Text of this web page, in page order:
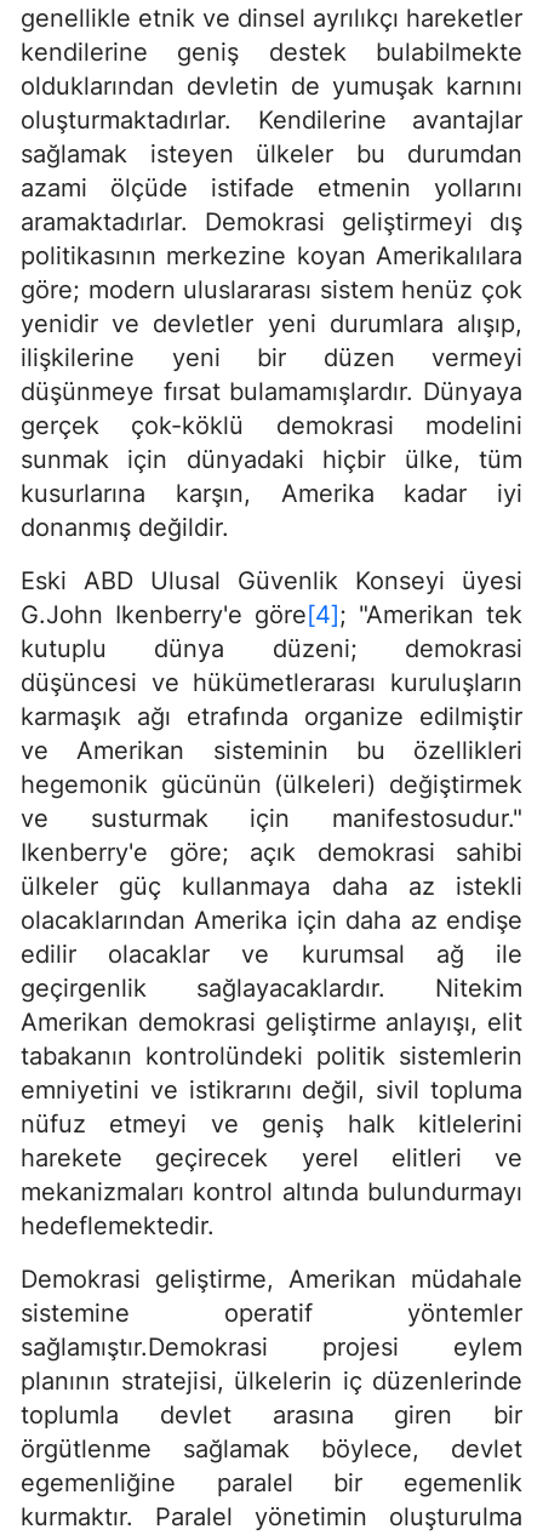
genellikle etnik ve dinsel ayrılıkçı hareketler
kendilerine geniş destek bulabilmekte
olduklarından devletin de yumuşak karnını
oluşturmaktadırlar. Kendilerine avantajlar
sağlamak isteyen ülkeler bu durumdan
azami ölçüde istifade etmenin yollarını
aramaktadırlar. Demokrasi geliştirmeyi dış
politikasının merkezine koyan Amerikalılara
göre; modern uluslararası sistem henüz çok
yenidir ve devletler yeni durumlara alışıp,
ilişkilerine yeni bir düzen vermeyi
düşünmeye fırsat bulamamışlardır. Dünyaya
gerçek çok-köklü demokrasi modelini
sunmak için dünyadaki hiçbir ülke, tüm
kusurlarına karşın, Amerika kadar iyi
donanmış değildir.
Eski ABD Ulusal Güvenlik Konseyi üyesi
G.John Ikenberry'e göre[4]; "Amerikan tek
kutuplu dünya düzeni; demokrasi
düşüncesi ve hükümetlerarası kuruluşların
karmaşık ağı etrafında organize edilmiştir
ve Amerikan sisteminin bu özellikleri
hegemonik gücünün (ülkeleri) değiştirmek
ve susturmak için manifestosudur."
Ikenberry'e göre; açık demokrasi sahibi
ülkeler güç kullanmaya daha az istekli
olacaklarından Amerika için daha az endişe
edilir olacaklar ve kurumsal ağ ile
geçirgenlik sağlayacaklardır. Nitekim
Amerikan demokrasi geliştirme anlayışı, elit
tabakanın kontrolündeki politik sistemlerin
emniyetini ve istikrarını değil, sivil topluma
nüfuz etmeyi ve geniş halk kitlelerini
harekete geçirecek yerel elitleri ve
mekanizmaları kontrol altında bulundurmayı
hedeflemektedir.
Demokrasi geliştirme, Amerikan müdahale
sistemine operatif yöntemler
sağlamıştır.Demokrasi projesi eylem
planının stratejisi, ülkelerin iç düzenlerinde
toplumla devlet arasına giren bir
örgütlenme sağlamak böylece, devlet
egemenliğine paralel bir egemenlik
kurmaktır. Paralel yönetimin oluşturulma